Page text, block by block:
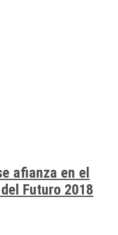
afianza en el
Futuro 2018